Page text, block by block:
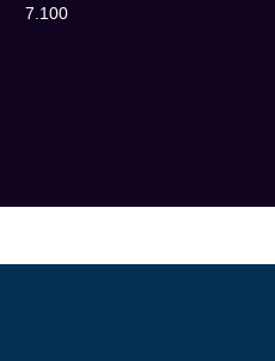
7.100